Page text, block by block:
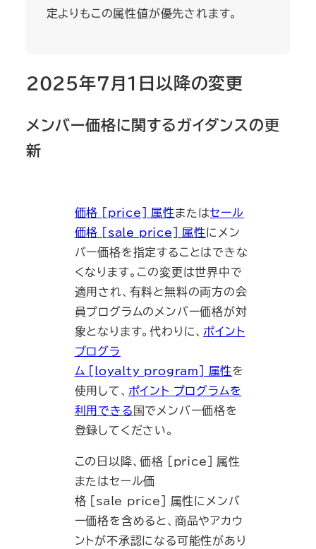
定よりもこの属性値が優先されます。
2025年7月1日以降の変更
メンバー価格に関するガイダンスの更
新
価格 [price] 属性またはセール
価格 [sale_price] 属性にメン
バー価格を指定することはできな
くなります。この変更は世界中で
適用され、有料と無料の両方の会
員プログラムのメンバー価格が対
象となります。代わりに、 ポイント
プログラ
ム [loyalty_program] 属性を
使用して、 ポイント プログラムを
利用できる 国でメンバー価格を
登録してください。
この日以降、価格 [price] 属性
またはセール価
格 [sale_price] 属性にメンバ
ー価格を含めると、商品やアカウ
ントが不承認になる可能性があり